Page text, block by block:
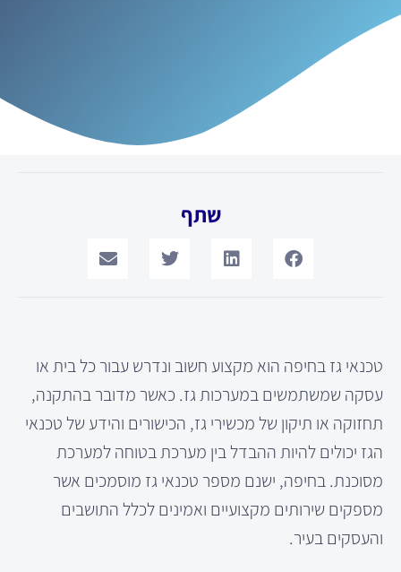
שתף
טכנאי גז בחיפה הוא מקצוע חשוב ונדרש עבור כל בית או
עסקה שמשתמשים במערכות גז. כאשר מדובר בהתקנה,
תחזוקה או תיקון של מכשירי גז, הכישורים והידע של טכנאי
הגז יכולים להיות ההבדל בין מערכת בטוחה למערכת
מסוכנת. בחיפה, ישנם מספר טכנאי גז מוסמכים אשר
מספקים שירותים מקצועיים ואמינים לכלל התושבים
והעסקים בעיר.